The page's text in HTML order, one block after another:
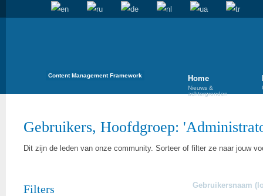
Content Management Framework Home
Nieuws &
achtergronden
Gebruikers, Hoofdgroep: '
Dit zijn de leden van onze community. Sorteer of filter ze naar jouw
Filters Gebruikersnaam